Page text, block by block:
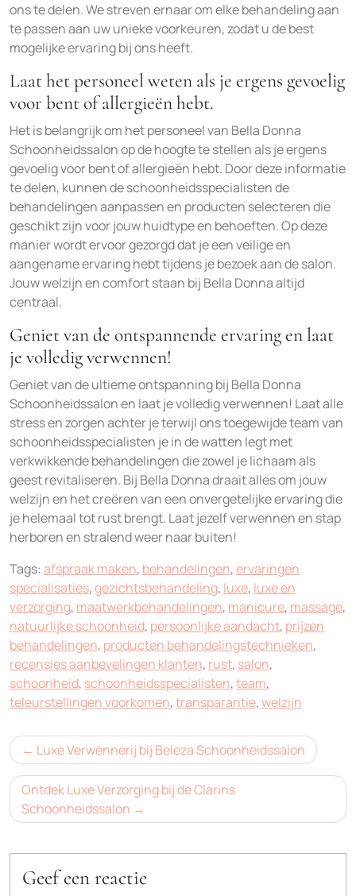
ons te delen. We streven ernaar om elke behandeling aan
te passen aan uw unieke voorkeuren, zodat u de best
mogelijke ervaring bij ons heeft.
Laat het personeel weten als je ergens gevoelig
voor bent of allergieën hebt.
Het is belangrijk om het personeel van Bella Donna
Schoonheidssalon op de hoogte te stellen als je ergens
gevoelig voor bent of allergieën hebt. Door deze informatie
te delen, kunnen de schoonheidsspecialisten de
behandelingen aanpassen en producten selecteren die
geschikt zijn voor jouw huidtype en behoeften. Op deze
manier wordt ervoor gezorgd dat je een veilige en
aangename ervaring hebt tijdens je bezoek aan de salon.
Jouw welzijn en comfort staan bij Bella Donna altijd
centraal.
Geniet van de ontspannende ervaring en laat
je volledig verwennen!
Geniet van de ultieme ontspanning bij Bella Donna
Schoonheidssalon en laat je volledig verwennen! Laat alle
stress en zorgen achter je terwijl ons toegewijde team van
schoonheidsspecialisten je in de watten legt met
verkwikkende behandelingen die zowel je lichaam als
geest revitaliseren. Bij Bella Donna draait alles om jouw
welzijn en het creëren van een onvergetelijke ervaring die
je helemaal tot rust brengt. Laat jezelf verwennen en stap
herboren en stralend weer naar buiten!
Tags: afspraak maken, behandelingen,ervaringen
specialisaties,gezichtsbehandeling, luxe, luxe en
verzorging, maatwerkbehandelingen, manicure, massage,
natuurlijke schoonheid, persoonlijke aandacht, prijzen
behandelingen, producten behandelingstechnieken,
recensies aanbevelingen klanten, rust, salon,
schoonheid, schoonheidsspecialisten,team,
teleurstellingen voorkomen,transparantie,welzijn
Bericht
navigatie
Luxe Verwennerij bij Beleza Schoonheidssalon
Ontdek Luxe Verzorging bij de Clarins
Schoonheidssalon
Geef een reactie